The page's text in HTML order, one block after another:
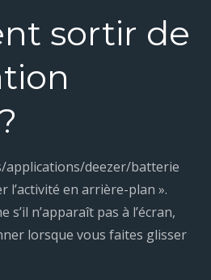
sortir de
applications/deezer/batterie
l’activité en arrière-plan ».
s’il n’apparaît pas à l’écran,
lorsque vous faites glisser